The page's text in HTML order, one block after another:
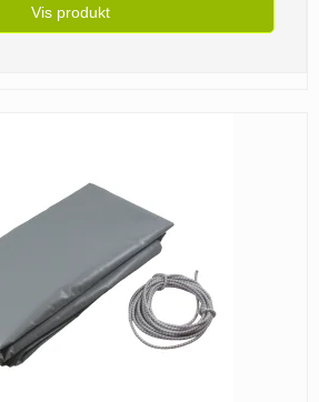
Vis produkt